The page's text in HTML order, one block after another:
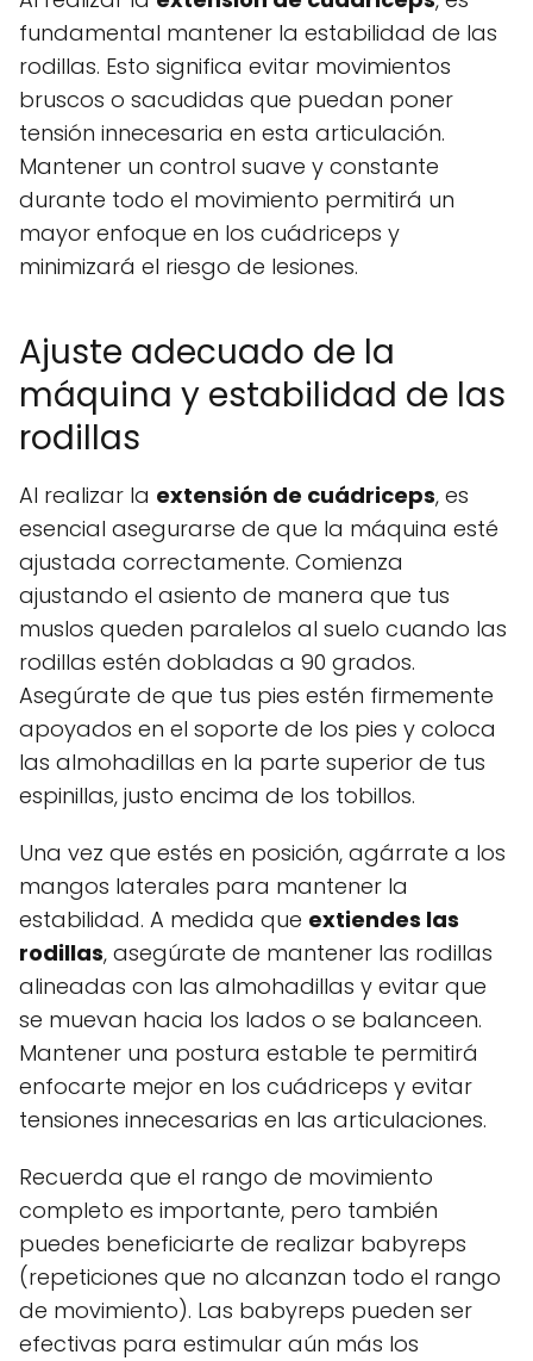
fundamental mantener la estabilidad de las
rodillas. Esto significa evitar movimientos
bruscos o sacudidas que puedan poner
tensión innecesaria en esta articulación.
Mantener un control suave y constante
durante todo el movimiento permitirá un
mayor enfoque en los cuádriceps y
minimizará el riesgo de lesiones.
Ajuste adecuado de la
máquina y estabilidad de las
rodillas
Al realizar la extensión de cuádriceps, es
esencial asegurarse de que la máquina esté
ajustada correctamente. Comienza
ajustando el asiento de manera que tus
muslos queden paralelos al suelo cuando las
rodillas estén dobladas a 90 grados.
Asegúrate de que tus pies estén firmemente
apoyados en el soporte de los pies y coloca
las almohadillas en la parte superior de tus
espinillas, justo encima de los tobillos.
Una vez que estés en posición, agárrate a los
mangos laterales para mantener la
estabilidad. A medida que extiendes las
rodillas, asegúrate de mantener las rodillas
alineadas con las almohadillas y evitar que
se muevan hacia los lados o se balanceen.
Mantener una postura estable te permitirá
enfocarte mejor en los cuádriceps y evitar
tensiones innecesarias en las articulaciones.
Recuerda que el rango de movimiento
completo es importante, pero también
puedes beneficiarte de realizar babyreps
(repeticiones que no alcanzan todo el rango
de movimiento). Las babyreps pueden ser
efectivas para estimular aún más los